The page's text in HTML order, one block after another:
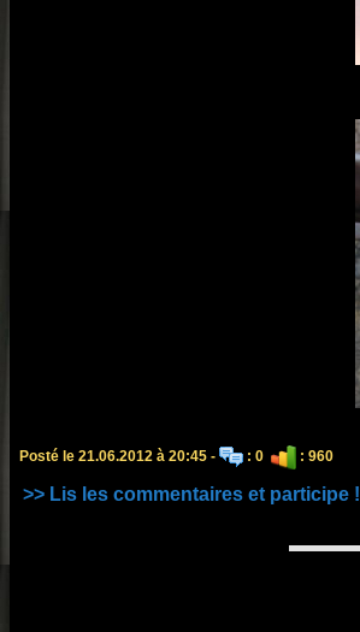
Posté le 21.06.2012 à 20:45 - : 0 : 960
>> Lis les commentaires et participe !